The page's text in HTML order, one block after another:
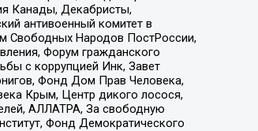
Канады, Декабристы,
антивоенный комитет в
Свободных Народов ПостРоссии,
Форум гражданского
с коррупцией Инк, Завет
Фонд Дом Прав Человека,
Крым, Центр дикого лосося,
АЛЛАТРА, За свободную
Фонд Демократического